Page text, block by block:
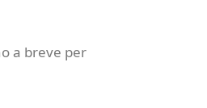
a breve per